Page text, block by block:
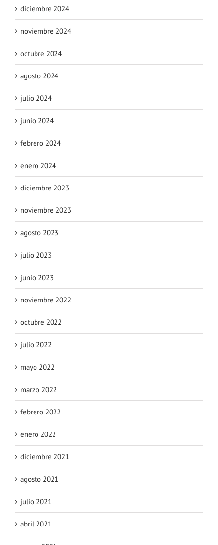
diciembre 2024
noviembre 2024
octubre 2024
agosto 2024
julio 2024
junio 2024
febrero 2024
enero 2024
diciembre 2023
noviembre 2023
agosto 2023
julio 2023
junio 2023
noviembre 2022
octubre 2022
julio 2022
mayo 2022
marzo 2022
febrero 2022
enero 2022
diciembre 2021
agosto 2021
julio 2021
abril 2021